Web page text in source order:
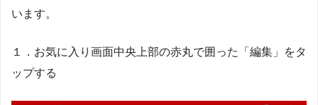
います。
１．お気に入り画面中央上部の赤丸で囲った「編集」をタ
ップする